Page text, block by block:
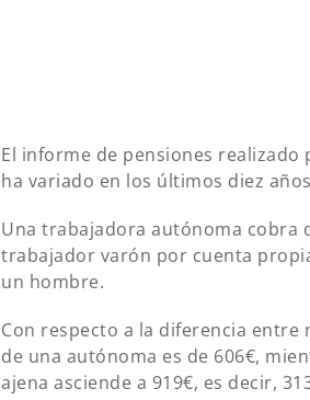
El informe de pensiones realizado
ha variado en los últimos diez
Una trabajadora autónoma cobra
trabajador varón por cuenta
un hombre.
Con respecto a la diferencia
de una autónoma es de 606€,
ajena asciende a 919€, es decir,